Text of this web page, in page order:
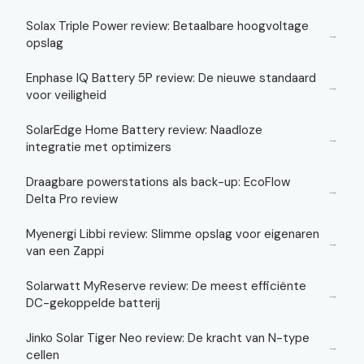
Solax Triple Power review: Betaalbare hoogvoltage
opslag
→
Enphase IQ Battery 5P review: De nieuwe standaard
voor veiligheid
→
SolarEdge Home Battery review: Naadloze
integratie met optimizers
→
Draagbare powerstations als back-up: EcoFlow
Delta Pro review
→
Myenergi Libbi review: Slimme opslag voor eigenaren
van een Zappi
→
Solarwatt MyReserve review: De meest efficiënte
DC-gekoppelde batterij
→
Jinko Solar Tiger Neo review: De kracht van N-type
cellen
→